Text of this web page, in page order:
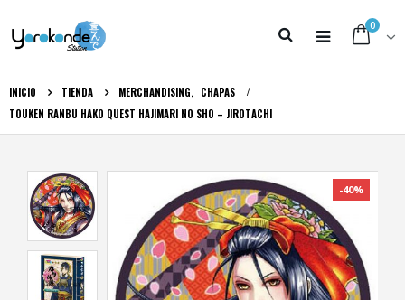
0
INICIO TIENDA MERCHANDISING, CHAPAS
TOUKEN RANBU HAKO QUEST HAJIMARI NO SHO – JIROTACHI
-40%